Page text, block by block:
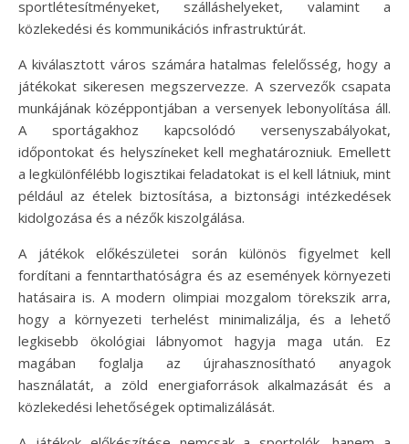
sportlétesítményeket, szálláshelyeket, valamint a
közlekedési és kommunikációs infrastruktúrát.
A kiválasztott város számára hatalmas felelősség, hogy a
játékokat sikeresen megszervezze. A szervezők csapata
munkájának középpontjában a versenyek lebonyolítása áll.
A sportágakhoz kapcsolódó versenyszabályokat,
időpontokat és helyszíneket kell meghatározniuk. Emellett
a legkülönfélébb logisztikai feladatokat is el kell látniuk, mint
például az ételek biztosítása, a biztonsági intézkedések
kidolgozása és a nézők kiszolgálása.
A játékok előkészületei során különös figyelmet kell
fordítani a fenntarthatóságra és az események környezeti
hatásaira is. A modern olimpiai mozgalom törekszik arra,
hogy a környezeti terhelést minimalizálja, és a lehető
legkisebb ökológiai lábnyomot hagyja maga után. Ez
magában foglalja az újrahasznosítható anyagok
használatát, a zöld energiaforrások alkalmazását és a
közlekedési lehetőségek optimalizálását.